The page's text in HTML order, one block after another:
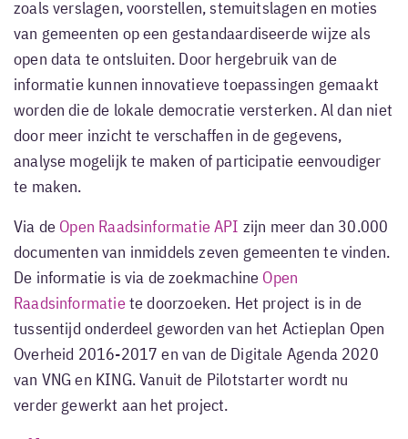
zoals verslagen, voorstellen, stemuitslagen en moties
van gemeenten op een gestandaardiseerde wijze als
open data te ontsluiten. Door hergebruik van de
informatie kunnen innovatieve toepassingen gemaakt
worden die de lokale democratie versterken. Al dan niet
door meer inzicht te verschaffen in de gegevens,
analyse mogelijk te maken of participatie eenvoudiger
te maken.
Via de Open Raadsinformatie API zijn meer dan 30.000
documenten van inmiddels zeven gemeenten te vinden.
De informatie is via de zoekmachine Open
Raadsinformatiete doorzoeken. Het project is in de
tussentijd onderdeel geworden van het Actieplan Open
Overheid 2016-2017 en van de Digitale Agenda 2020
van VNG en KING. Vanuit de Pilotstarter wordt nu
verder gewerkt aan het project.